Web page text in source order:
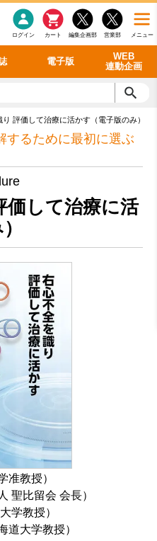
メニュー
営業部
編集企画部
カート
ログイン
電子版
WEB
連動企画
看護・介護
シリーズ一覧
新号 バックナンバー
WEB動画
動画
評価して治療に活かす（電子版のみ）
するために最初に選ぶ
価して治療に活
准教授）
聖比留会 会長）
学教授）
大学教授）